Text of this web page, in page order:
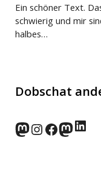
Ein schöner Text.
schwierig und mir
halbes…
Dobschat
norden.social
Instagram
Facebook
wp-